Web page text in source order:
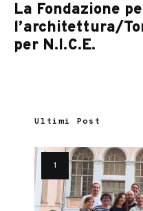
La Fondazione
l’architettura/
per N.I.C.E.
Ultimi Post